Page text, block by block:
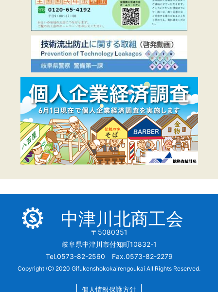
中津川北商工会
〒5080351
岐阜県中津川市付知町10832-1
Tel.0573-82-2560 Fax.0573-82-2279
Copyright (C) 2020 Gifukenshokokairengoukai All Rights Reserved.
個人情報保護方針